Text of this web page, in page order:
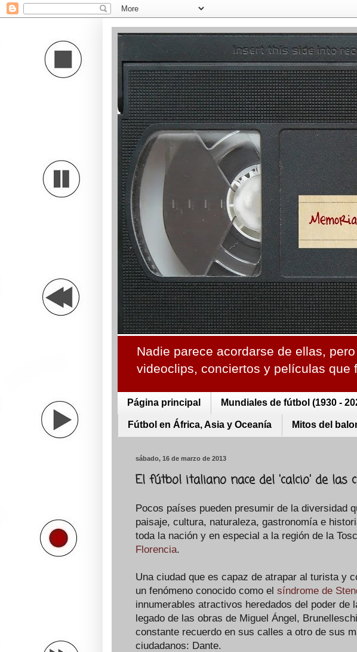
Nadie parece acordarse de ellas,
videoclips, conciertos y películas que
Página principal Mundiales de fútbol (1930 -
Fútbol en África, Asia y Oceanía Mitos del
sábado, 16 de marzo de 2013
El fútbol italiano nace del 'calcio' de las
Pocos países pueden presumir de la diversidad
paisaje, cultura, naturaleza, gastronomía e
toda la nación y en especial a la región de la
Florencia.
Una ciudad que es capaz de atrapar al turista y
un fenómeno conocido como el síndrome de
innumerables atractivos heredados del poder de
legado de las obras de Miguel Ángel,
constante recuerdo en sus calles a otro de sus
ciudadanos: Dante.